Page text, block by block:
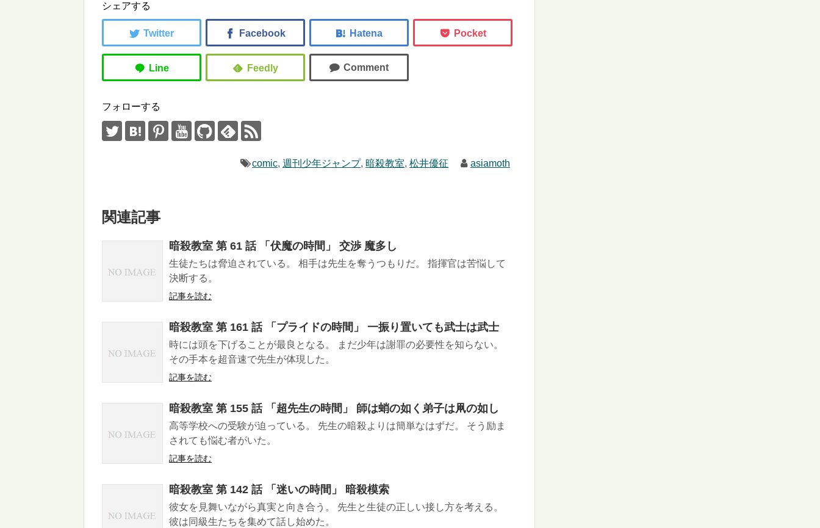
シェアする
フォローする
comic,週刊少年ジャンプ, 暗殺教室,松井優征 asiamoth
関連記事
暗殺教室 第 61 話 「伏魔の時間」 交渉 魔多し
生徒たちは脅迫されている。 相手は先生を奪うつもりだ。 指揮官は苦悩して
決断する。
記事を読む
暗殺教室 第 161 話 「プライドの時間」 一振り置いても武士は武士
時には頭を下げることが最良となる。 まだ少年は謝罪の必要性を知らない。
その手本を超音速で先生が体現した。
記事を読む
暗殺教室 第 155 話 「超先生の時間」 師は蛸の如く弟子は凧の如し
高等学校への受験が迫っている。 先生の暗殺よりは簡単なはずだ。 そう励ま
されても悩む者がいた。
記事を読む
暗殺教室 第 142 話 「迷いの時間」 暗殺模索
彼女を見舞いながら真実と向き合う。 先生と生徒の正しい接し方を考える。
彼は同級生たちを集めて話し始めた。